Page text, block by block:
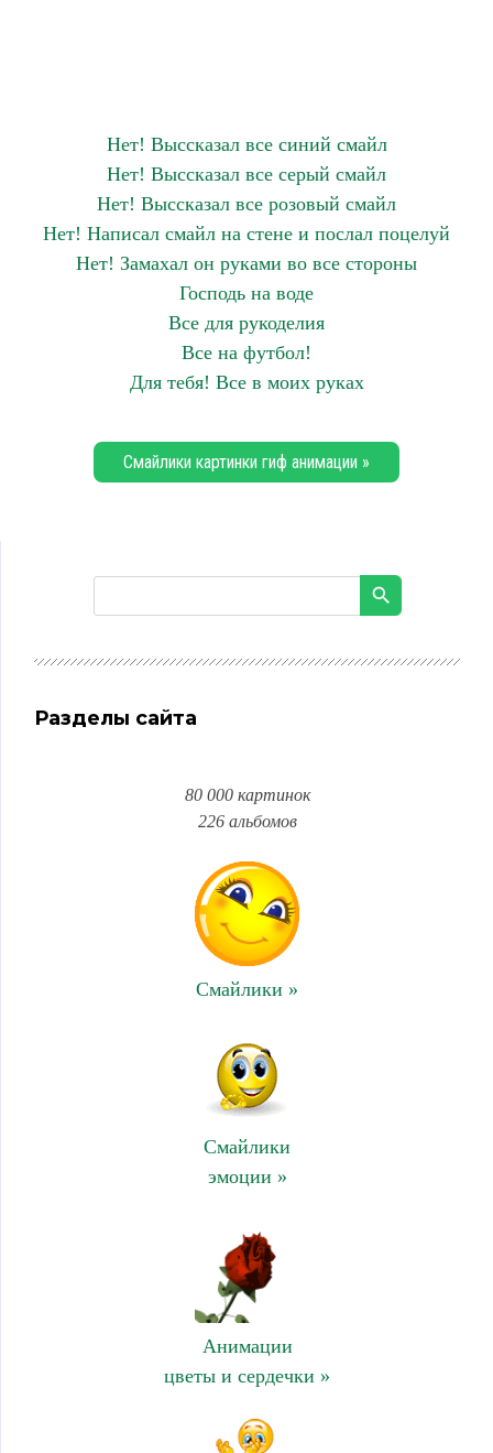
Нет! Выссказал все синий смайл
Нет! Выссказал все серый смайл
Нет! Выссказал все розовый смайл
Нет! Написал смайл на стене и послал поцелуй
Нет! Замахал он руками во все стороны
Господь на воде
Все для рукоделия
Все на футбол!
Для тебя! Все в моих руках
Смайлики картинки гиф анимации »
Разделы сайта
80 000 картинок
226 альбомов
Смайлики »
Смайлики
эмоции »
Анимации
цветы и сердечки »